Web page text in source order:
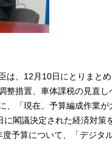
は、12月10日にとりまと
整措置、車体課税の見直
、「現在、予算編成作業
閣議決定された経済対策
予算について、「デジタ